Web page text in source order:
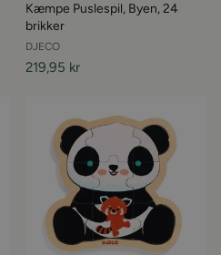
Kæmpe Puslespil, Byen, 24
brikker
DJECO
219,95 kr